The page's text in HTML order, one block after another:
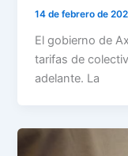
14 de febrero de
El gobierno de
tarifas de
adelante. La